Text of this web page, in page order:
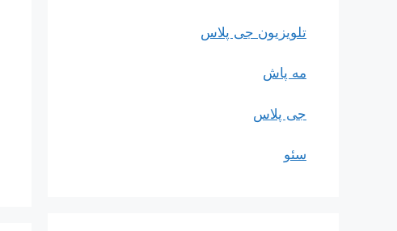
تلویزیون جی پلاس
مه پاش
جی پلاس
سئو